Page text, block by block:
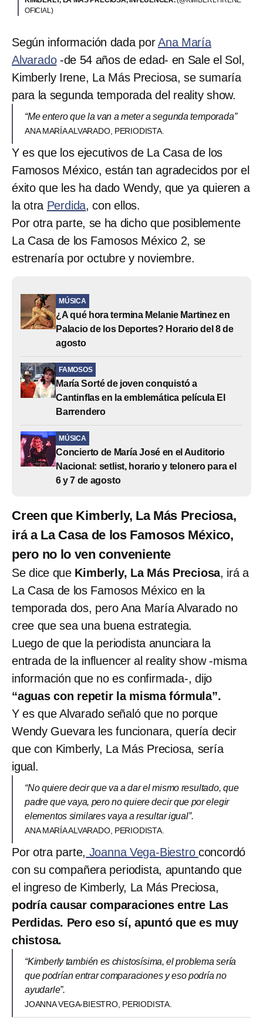
OFICIAL)
Según información dada porAna María
Alvarado-de 54 años de edad- en Sale el Sol,
Kimberly Irene, La Más Preciosa, se sumaría
para la segunda temporada del reality show.
“Me entero que la van a meter a segunda temporada”
ANA MARÍA ALVARADO, PERIODISTA.
Y es que los ejecutivos de La Casa de los
Famosos México, están tan agradecidos por el
éxito que les ha dado Wendy, que ya quieren a
la otra Perdida, con ellos.
Por otra parte, se ha dicho que posiblemente
La Casa de los Famosos México 2, se
estrenaría por octubre y noviembre.
MÚSICA
¿A qué hora termina Melanie Martinez en
Palacio de los Deportes? Horario del 8 de
agosto
FAMOSOS
María Sorté de joven conquistó a
Cantinflas en la emblemática película El
Barrendero
MÚSICA
Concierto de María José en el Auditorio
Nacional: setlist, horario y telonero para el
6 y 7 de agosto
Creen que Kimberly, La Más Preciosa,
irá a La Casa de los Famosos México,
pero no lo ven conveniente
Se dice que Kimberly, La Más Preciosa, irá a
La Casa de los Famosos México en la
temporada dos, pero Ana María Alvarado no
cree que sea una buena estrategia.
Luego de que la periodista anunciara la
entrada de la influencer al reality show -misma
información que no es confirmada-, dijo
“aguas con repetir la misma fórmula”.
Y es que Alvarado señaló que no porque
Wendy Guevara les funcionara, quería decir
que con Kimberly, La Más Preciosa, sería
igual.
“No quiere decir que va a dar el mismo resultado, que
padre que vaya, pero no quiere decir que por elegir
elementos similares vaya a resultar igual”.
ANA MARÍA ALVARADO, PERIODISTA.
Por otra parte, Joanna Vega-Biestro concordó
con su compañera periodista, apuntando que
el ingreso de Kimberly, La Más Preciosa,
podría causar comparaciones entre Las
Perdidas. Pero eso sí, apuntó que es muy
chistosa.
“Kimberly también es chistosísima, el problema sería
que podrían entrar comparaciones y eso podría no
ayudarle”.
JOANNA VEGA-BIESTRO, PERIODISTA.